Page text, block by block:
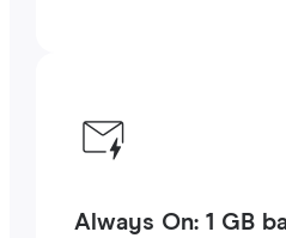
Always On: 1 GB